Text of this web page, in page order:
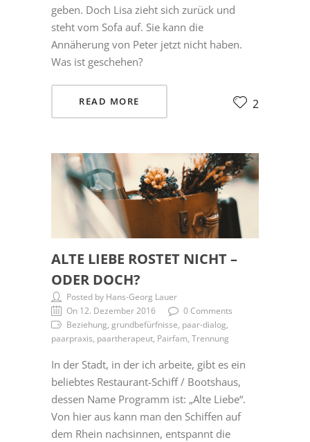
geben. Doch Lisa zieht sich zurück und
steht vom Sofa auf. Sie kann die
Annäherung von Peter jetzt nicht haben.
Was ist geschehen?
READ MORE 2
ALTE LIEBE ROSTET NICHT –
ODER DOCH?
Posted by Hans-Georg Lauer
On 12. Dezember 2016
0 Comments
Beziehung, grundbefürfnisse, paar-dialog,
paarpraxis, paartherapeut, Pairfam, Trennung
In der Stadt, in der ich arbeite, gibt es ein
beliebtes Restaurant-Schiff / Bootshaus,
dessen Name Programm ist: „Alte Liebe“.
Von hier aus kann man den Schiffen auf
dem Rhein nachsinnen, entspannt die